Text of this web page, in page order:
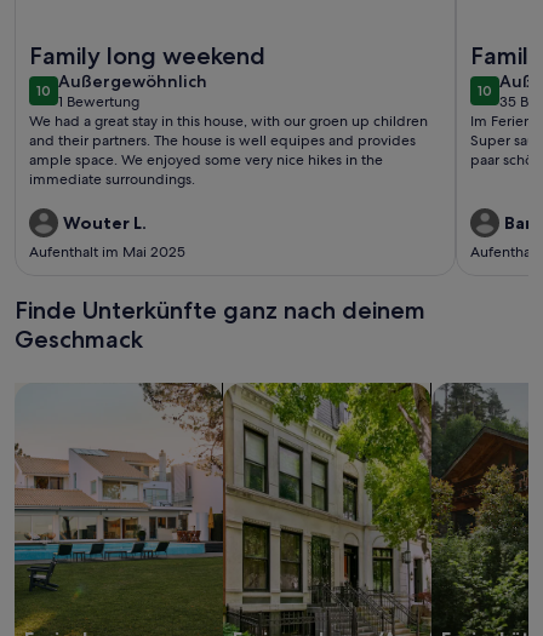
Family long weekend
1010 von 10
Außergewöhnlich
außergewöhnlich
1 Bewertung
(1
bewertung)
We had a great stay in this house, with our groen up children
and their partners. The house is well equipes and provides
ample space. We enjoyed some very nice hikes in the
immediate surroundings.
Wouter L.
Aufenthalt im Mai 2025
1010 von
35
(35
Im
Super
paar
Finde Unterkünfte ganz nach deinem
Geschmack
Suche nach FerienhäusernSuche nach Ferienwohnungen oder
Suche nach